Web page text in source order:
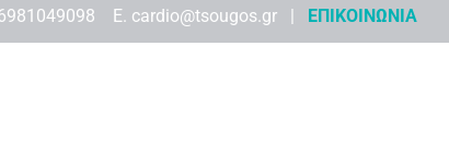
Ε. cardio@tsougos.gr | ΕΠΙΚΟΙΝΩΝΙΑ